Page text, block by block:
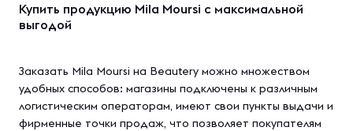
Купить продукцию Mila Moursi с максимальной
выгодой
Заказать Mila Moursi на Beautery можно множеством
удобных способов: магазины подключены к различным
логистическим операторам, имеют свои пункты выдачи и
фирменные точки продаж, что позволяет покупателям